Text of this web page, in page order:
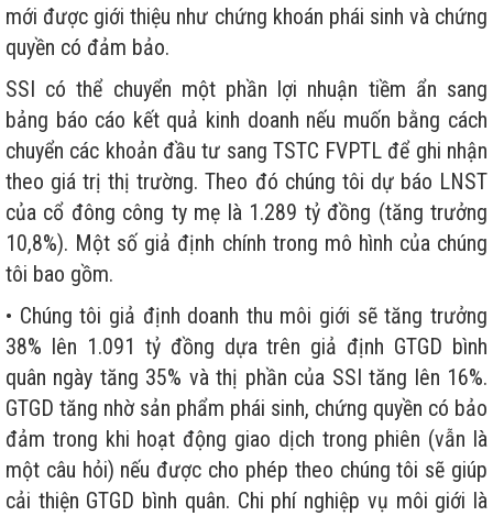
mới được giới thiệu như chứng khoán phái sinh và chứng
quyền có đảm bảo.
SSI có thể chuyển một phần lợi nhuận tiềm ẩn sang
bảng báo cáo kết quả kinh doanh nếu muốn bằng cách
chuyển các khoản đầu tư sang TSTC FVPTL để ghi nhận
theo giá trị thị trường. Theo đó chúng tôi dự báo LNST
của cổ đông công ty mẹ là 1.289 tỷ đồng (tăng trưởng
10,8%). Một số giả định chính trong mô hình của chúng
tôi bao gồm.
• Chúng tôi giả định doanh thu môi giới sẽ tăng trưởng
38% lên 1.091 tỷ đồng dựa trên giả định GTGD bình
quân ngày tăng 35% và thị phần của SSI tăng lên 16%.
GTGD tăng nhờ sản phẩm phái sinh, chứng quyền có bảo
đảm trong khi hoạt động giao dịch trong phiên (vẫn là
một câu hỏi) nếu được cho phép theo chúng tôi sẽ giúp
cải thiện GTGD bình quân. Chi phí nghiệp vụ môi giới là